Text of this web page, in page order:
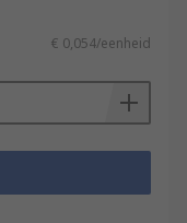
€ 0,054/eenheid